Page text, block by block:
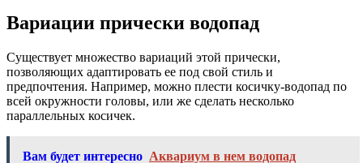
Вариации прически водопад
Существует множество вариаций этой прически,
позволяющих адаптировать ее под свой стиль и
предпочтения. Например, можно плести косичку-водопад по
всей окружности головы, или же сделать несколько
параллельных косичек.
Вам будет интересно Аквариум в нем водопад